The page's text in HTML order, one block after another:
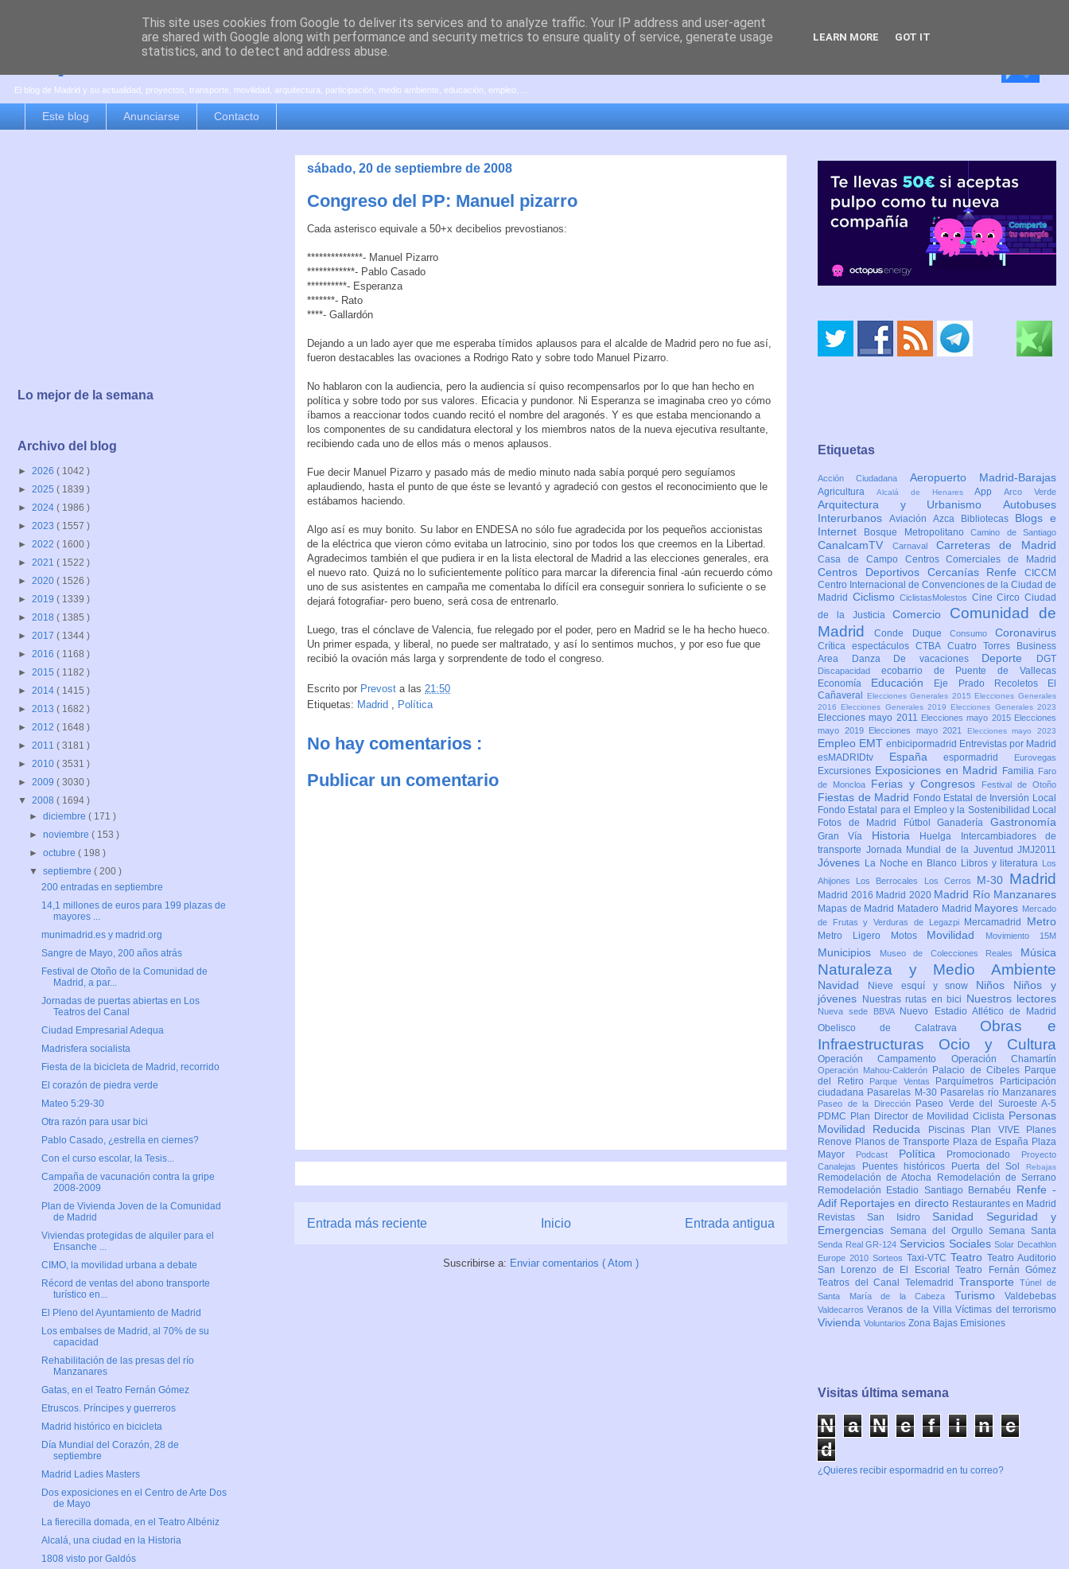
es por madrid
El blog de Madrid y su actualidad, proyectos, transporte, movilidad, arquitectura, participación, medio ambiente, educación, empleo, ...
Este blog Anunciarse Contacto
sábado, 20 de septiembre de 2008
Congreso del PP: Manuel pizarro
Cada asterisco equivale a 50+x decibelios prevostianos:
**************- Manuel Pizarro
************- Pablo Casado
**********- Esperanza
*******- Rato
****- Gallardón
Dejando a un lado ayer que me esperaba tímidos aplausos para el alcalde de Madrid pero no fue así,
fueron destacables las ovaciones a Rodrigo Rato y sobre todo Manuel Pizarro.
No hablaron con la audiencia, pero la audiencia sí quiso recompensarlos por lo que han hecho en
política y sobre todo por sus valores. Eficacia y pundonor. Ni Esperanza se imaginaba creo yo cómo
íbamos a reaccionar todos cuando recitó el nombre del aragonés. Y es que estaba mencionando a
los componentes de su candidatura electoral y los miembros natos de la nueva ejecutiva resultante,
recibiendo cada uno de ellos más o menos aplausos.
Fue decir Manuel Pizarro y pasado más de medio minuto nada sabía porqué pero seguíamos
aplaudiendo, hasta el punto de que éste se levantó y agradeció con gestos el reconocimiento que le
estábamos haciendo.
Algo así es muy bonito. Su labor en ENDESA no sólo fue agradecida por los pequeños accionistas
de la eléctrica que vieron cómo evitaba un latrocinio, sino por todos los que creemos en la Libertad.
Agradecimos también el que pudiera ir en la lista electoral de Madrid a las elecciones generales, era
el nuevo rato. Quizá no lo suficientemente político para marcar la diferencia final -aún recuerdo cómo
uno de sus asistentes en campaña me comentaba lo difícil era conseguir sonriera lo suficiente o se
dejará fotografiar- pero bueno, será cosa de entrenarlo.
Luego, tras el cónclave de Valencia, fue relegado por el poder, pero en Madrid se le ha hecho hueco.
Un primer espada, y liberal, no puede ser maltratado, y así lo sentimos muchos, y por eso fue que
recibió la ovación más larga y sorprendente de todo el congreso.
Escrito por Prevost a las 21:50
Etiquetas: Madrid , Política
No hay comentarios :
Publicar un comentario
Entrada más reciente Entrada antigua
Inicio
Suscribirse a: Enviar comentarios ( Atom )
Lo mejor de la semana
Archivo del blog
► 2026 ( 1042 )
► 2025 ( 1839 )
► 2024 ( 1986 )
► 2023 ( 1557 )
► 2022 ( 1600 )
► 2021 ( 1522 )
► 2020 ( 1526 )
► 2019 ( 1339 )
► 2018 ( 1385 )
► 2017 ( 1344 )
► 2016 ( 1168 )
► 2015 ( 1182 )
► 2014 ( 1415 )
► 2013 ( 1682 )
► 2012 ( 1648 )
► 2011 ( 3181 )
► 2010 ( 3531 )
► 2009 ( 3030 )
▼ 2008 ( 1694 )
►diciembre( 171 )
►noviembre( 153 )
►octubre( 198 )
▼septiembre( 200 )
200 entradas en septiembre
14,1 millones de euros para 199 plazas de
mayores ...
munimadrid.es y madrid.org
Sangre de Mayo, 200 años atrás
Festival de Otoño de la Comunidad de
Madrid, a par...
Jornadas de puertas abiertas en Los
Teatros del Canal
Ciudad Empresarial Adequa
Madrisfera socialista
Fiesta de la bicicleta de Madrid, recorrido
El corazón de piedra verde
Mateo 5:29-30
Otra razón para usar bici
Pablo Casado, ¿estrella en ciernes?
Con el curso escolar, la Tesis...
Campaña de vacunación contra la gripe
2008-2009
Plan de Vivienda Joven de la Comunidad
de Madrid
Viviendas protegidas de alquiler para el
Ensanche ...
CIMO, la movilidad urbana a debate
Récord de ventas del abono transporte
turístico en...
El Pleno del Ayuntamiento de Madrid
Los embalses de Madrid, al 70% de su
capacidad
Rehabilitación de las presas del río
Manzanares
Gatas, en el Teatro Fernán Gómez
Etruscos. Príncipes y guerreros
Madrid histórico en bicicleta
Día Mundial del Corazón, 28 de
septiembre
Madrid Ladies Masters
Dos exposiciones en el Centro de Arte Dos
de Mayo
La fierecilla domada, en el Teatro Albéniz
Alcalá, una ciudad en la Historia
1808 visto por Galdós
Etiquetas
Acción Ciudadana Aeropuerto Madrid-Barajas
Agricultura Alcalá de HenaresAppArco Verde
Arquitectura y Urbanismo Autobuses
Interurbanos Aviación Azca Bibliotecas Blogs e
Internet
Bosque MetropolitanoCamino de Santiago
CanalcamTV Carnaval Carreteras de Madrid
Casa de Campo Centros Comerciales de Madrid
Centros Deportivos Cercanías Renfe CICCM
Centro Internacional de Convenciones de la Ciudad de
Madrid CiclismoCiclistasMolestos CineCircoCiudad
de la JusticiaComercio Comunidad de
MadridConde Duque Consumo Coronavirus
Crítica espectáculosCTBA Cuatro Torres Business
Area
Danza De vacaciones Deporte DGT
Discapacidad ecobarrio de Puente de Vallecas
Economía Educación Eje Prado Recoletos
El
Cañaveral
Elecciones Generales 2015 Elecciones Generales
2016 Elecciones Generales 2019 Elecciones Generales 2023
Elecciones mayo 2011 Elecciones mayo 2015 Elecciones
mayo 2019
Elecciones mayo 2021 Elecciones mayo 2023
Empleo EMT enbicipormadrid Entrevistas por Madrid
esMADRIDtv Españaespormadrid Eurovegas
Excursiones Exposiciones en Madrid Familia Faro
de Moncloa
Ferias y Congresos Festival de Otoño
Fiestas de Madrid Fondo Estatal de Inversión Local
Fondo Estatal para el Empleo y la Sostenibilidad Local
Fotos de Madrid
FútbolGanaderíaGastronomía
Gran Vía Historia Huelga
Intercambiadores de
transporte Jornada Mundial de la Juventud JMJ2011
Jóvenes La Noche en Blanco Libros y literatura
Los
Ahijones
Los Berrocales Los Cerros M-30 Madrid
Madrid 2016 Madrid 2020 Madrid Río Manzanares
Mapas de Madrid Matadero Madrid Mayores Mercado
de Frutas y Verduras de Legazpi
Mercamadrid Metro
Metro Ligero Motos Movilidad Movimiento 15M
Municipios Museo de Colecciones Reales Música
Naturaleza y Medio Ambiente
Navidad Nieve esquí y snow Niños Niños y
jóvenes
Nuestras rutas en bici Nuestros lectores
Nueva sede BBVA
Nuevo Estadio Atlético de Madrid
Obelisco de Calatrava Obras e
Infraestructuras Ocio y Cultura
Operación Campamento Operación Chamartín
Operación Mahou-Calderón Palacio de Cibeles Parque
del Retiro
Parque Ventas Parquímetros
Participación
ciudadana Pasarelas M-30 Pasarelas río Manzanares
Paseo de la Dirección
Paseo Verde del Suroeste A-5
PDMC Plan Director de Movilidad Ciclista Personas
Movilidad Reducida
Piscinas Plan VIVE
Planes
Renove Planos de Transporte Plaza de España Plaza
Mayor
Podcast Política Promocionado
Proyecto
Canalejas
Puentes históricos Puerta del Sol Rebajas
Remodelación de Atocha
Remodelación de Serrano
Remodelación Estadio Santiago Bernabéu Renfe -
Adif Reportajes en directo Restaurantes en Madrid
Revistas San Isidro Sanidad Seguridad y
Emergencias Semana del Orgullo Semana Santa
Senda Real GR-124 Servicios SocialesSolar Decathlon
Europe 2010 Sorteos Taxi-VTC Teatro Teatro Auditorio
San Lorenzo de El EscorialTeatro Fernán Gómez
Teatros del Canal Telemadrid TransporteTúnel de
Santa María de la Cabeza Turismo Valdebebas
ValdecarrosVeranos de la VillaVíctimas del terrorismo
Vivienda Voluntarios Zona Bajas Emisiones
Visitas última semana
N a N e f i n
e
d
¿Quieres recibir espormadrid en tu correo?
This site uses cookies from Google to deliver its services and to analyze traffic. Your IP address and user-agent
are shared with Google along with performance and security metrics to ensure quality of service, generate usage
statistics, and to detect and address abuse.
LEARN MORE GOT IT